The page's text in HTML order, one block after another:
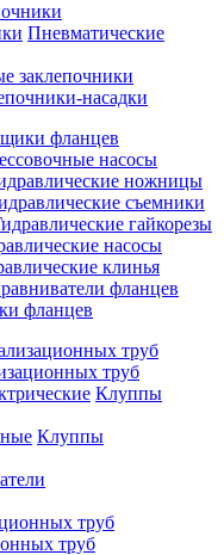
Пневматические
заклепочники
насадки
фланцев
насосы
ножницы
съемники
гайкорезы
насосы
клинья
фланцев
фланцев
труб
Клуппы
Клуппы
труб